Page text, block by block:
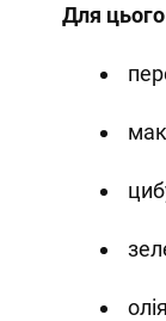
Для
олія